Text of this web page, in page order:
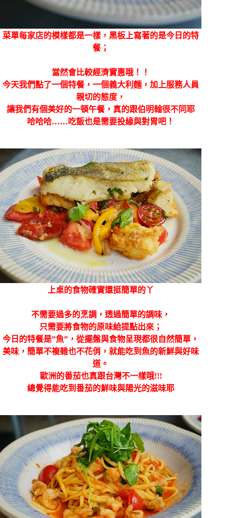
菜單每家店的模樣都是一樣，黑板上寫著的是今日的特
餐；
當然會比較經濟實惠哦！！
今天我們點了一個特餐，一個義大利麵，加上服務人員
親切的態度，
讓我們有個美好的一頓午餐，真的跟伯明翰很不同耶
哈哈哈……吃飯也是需要投緣與對胃吧！
上桌的食物確實還挺簡單的丫
不需要過多的烹調，透過簡單的調味，
只需要將食物的原味給提點出來；
今日的特餐是”魚”，從擺盤與食物呈現都很自然簡單，
美味，簡單不複雜也不花俏，就能吃到魚的新鮮與好味
道。
歐洲的番茄也真跟台灣不一樣哦!!!
總覺得能吃到番茄的鮮味與陽光的滋味耶